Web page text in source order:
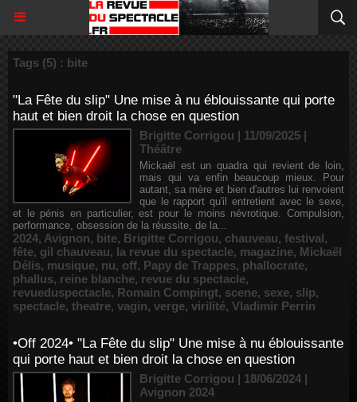
Tags (5) : bite
"La Fête du slip" Une mise à nu éblouissante qui porte
haut et bien droit la chose en question
Brigitte Corrigou | 11/09/2025 |
Théâtre
Mickaël est un quadra qui revient de loin,
mais qui va enfin beaucoup mieux. Pour
autant, sa mère et bien d'autres lui renvoient
que le rapport qu'il entretient avec le sexe,
et le pénis en particulier, est pour le moins névrotique. Compulsion,
performance, obsession de la réussite, de la...
2024, Avignon, bite, Brigitte Corrigou, chauveau, festival,
fête, gil chauveau, la revue du spectacle, magazine, Mickaël
Délis, musique, nu, off, Papy de Trappes, phallocrate,
phallus, reine blanche, revue du spectacle,
revueduspectacle, Romain Compingt, scene, sexe, slip,
spectacle, theatre, vagin, verge, virilité, Vladimir Perrin
•Off 2024• "La Fête du slip" Une mise à nu éblouissante
qui porte haut et bien droit la chose en question
Brigitte Corrigou | 18/06/2024 |
Avignon 2024